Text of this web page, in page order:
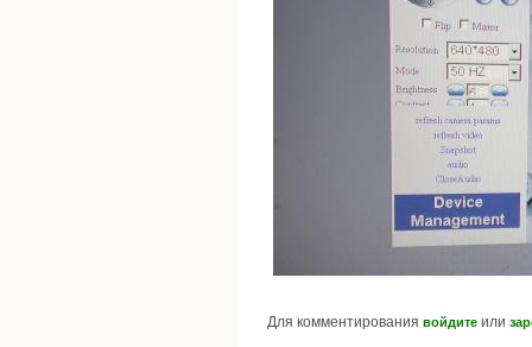
Для комментирования войдите или